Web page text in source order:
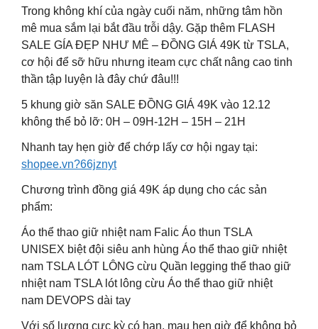
Trong không khí của ngày cuối năm, những tâm hồn
mê mua sắm lại bắt đầu trỗi dậy. Gặp thêm FLASH
SALE GÍA ĐẸP NHƯ MÊ – ĐỒNG GIÁ 49K từ TSLA,
cơ hội để sỡ hữu nhưng iteam cực chất nâng cao tinh
thần tập luyện là đây chứ đâu!!!
5 khung giờ săn SALE ĐỒNG GIÁ 49K vào 12.12
không thể bỏ lỡ: 0H – 09H-12H – 15H – 21H
Nhanh tay hẹn giờ để chớp lấy cơ hội ngay tại:
shopee.vn?66jznyt
Chương trình đồng giá 49K áp dụng cho các sản
phẩm:
Áo thể thao giữ nhiệt nam Falic Áo thun TSLA
UNISEX biệt đội siêu anh hùng Áo thể thao giữ nhiệt
nam TSLA LÓT LÔNG cừu Quần legging thể thao giữ
nhiệt nam TSLA lót lông cừu Áo thể thao giữ nhiệt
nam DEVOPS dài tay
Với số lượng cực kỳ có hạn, mau hẹn giờ để không bỏ